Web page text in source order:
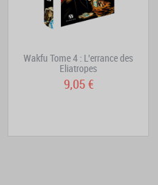
Wakfu Tome 4 : L’errance des
Eliatropes
9,05 €